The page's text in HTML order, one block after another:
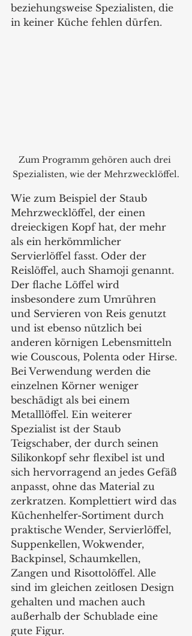
beziehungsweise Spezialisten, die
in keiner Küche fehlen dürfen.
Zum Programm gehören auch drei
Spezialisten, wie der Mehrzwecklöffel.
Wie zum Beispiel der Staub
Mehrzwecklöffel, der einen
dreieckigen Kopf hat, der mehr
als ein herkömmlicher
Servierlöffel fasst. Oder der
Reislöffel, auch Shamoji genannt.
Der flache Löffel wird
insbesondere zum Umrühren
und Servieren von Reis genutzt
und ist ebenso nützlich bei
anderen körnigen Lebensmitteln
wie Couscous, Polenta oder Hirse.
Bei Verwendung werden die
einzelnen Körner weniger
beschädigt als bei einem
Metalllöffel. Ein weiterer
Spezialist ist der Staub
Teigschaber, der durch seinen
Silikonkopf sehr flexibel ist und
sich hervorragend an jedes Gefäß
anpasst, ohne das Material zu
zerkratzen. Komplettiert wird das
Küchenhelfer-Sortiment durch
praktische Wender, Servierlöffel,
Suppenkellen, Wokwender,
Backpinsel, Schaumkellen,
Zangen und Risottolöffel. Alle
sind im gleichen zeitlosen Design
gehalten und machen auch
außerhalb der Schublade eine
gute Figur.